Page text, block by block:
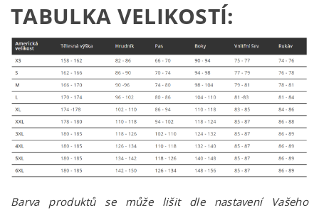
TABULKA VELIKOSTÍ:
Barva produktů se může lišit dle nastavení Vašeho